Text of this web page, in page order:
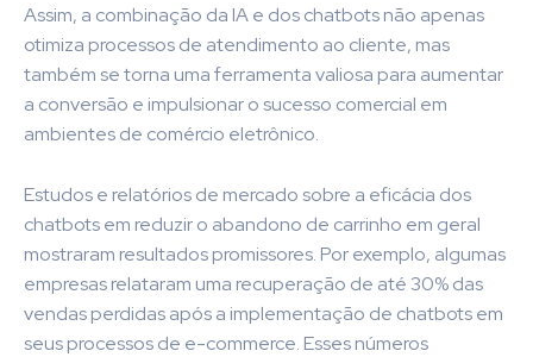
Assim, a combinação da IA e dos chatbots não apenas
otimiza processos de atendimento ao cliente, mas
também se torna uma ferramenta valiosa para aumentar
a conversão e impulsionar o sucesso comercial em
ambientes de comércio eletrônico.
Estudos e relatórios de mercado sobre a eficácia dos
chatbots em reduzir o abandono de carrinho em geral
mostraram resultados promissores. Por exemplo, algumas
empresas relataram uma recuperação de até 30% das
vendas perdidas após a implementação de chatbots em
seus processos de e-commerce. Esses números